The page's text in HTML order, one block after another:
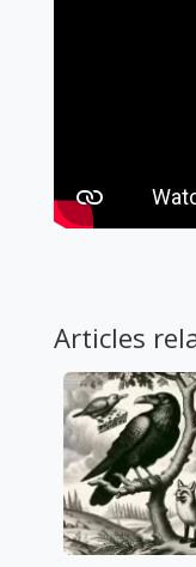
Articles